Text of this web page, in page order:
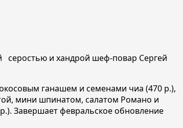
серостью и хандрой шеф-повар Сергей
ганашем и семенами чиа (470 р.),
мини шпинатом, салатом Романо и
Завершает февральское обновление